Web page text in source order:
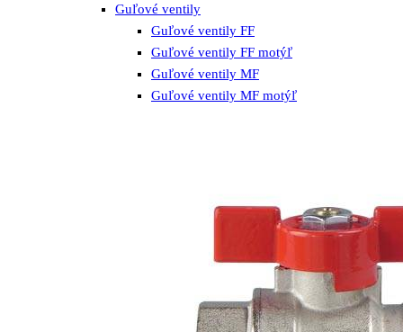
Guľové ventily
Guľové ventily FF
Guľové ventily FF motýľ
Guľové ventily MF
Guľové ventily MF motýľ